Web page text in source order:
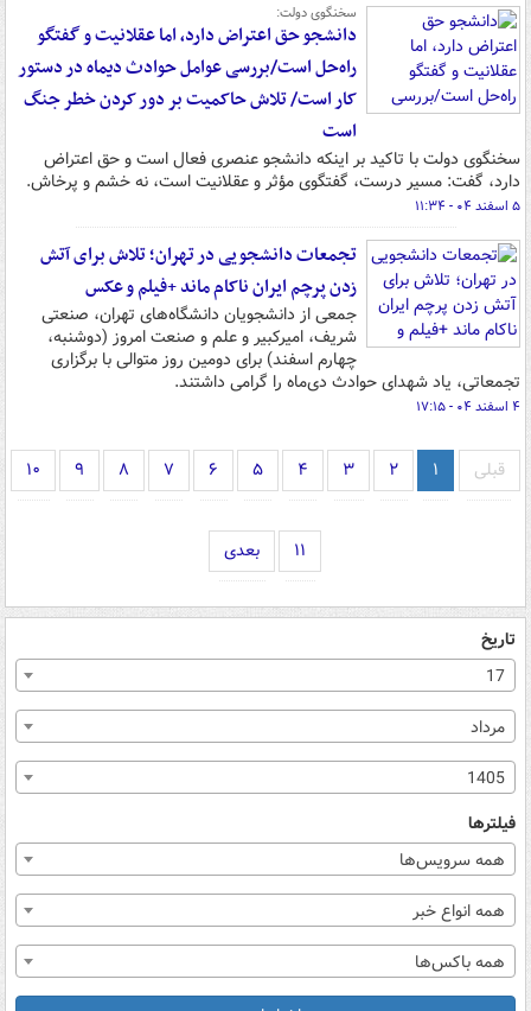
سخنگوی دولت:
دانشجو حق اعتراض دارد، اما عقلانیت و گفتگو
راه‌حل است/بررسی عوامل حوادث دیماه در دستور
کار است/ تلاش حاکمیت بر دور کردن خطر جنگ
است
سخنگوی دولت با تاکید بر اینکه دانشجو عنصری فعال است و حق اعتراض
دارد، گفت: مسیر درست، گفتگوی مؤثر و عقلانیت است، نه خشم و پرخاش.
۵ اسفند ۰۴ - ۱۱:۳۴
تجمعات دانشجویی در تهران؛ تلاش برای آتش
زدن پرچم ایران ناکام ماند +فیلم و عکس
جمعی از دانشجویان دانشگاه‌های تهران، صنعتی
شریف، امیرکبیر و علم و صنعت امروز (دوشنبه،
چهارم اسفند) برای دومین روز متوالی با برگزاری
تجمعاتی، یاد شهدای حوادث دی‌ماه را گرامی داشتند.
۴ اسفند ۰۴ - ۱۷:۱۵
قبلی ۱ ۲ ۳ ۴ ۵ ۶ ۷ ۸ ۹ ۱۰
۱۱ بعدی
تاریخ
17
مرداد
1405
فیلترها
همه سرویس‌ها
همه انواع خبر
همه باکس‌ها